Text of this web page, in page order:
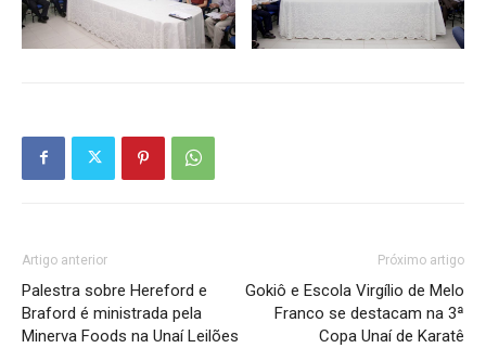
Artigo anterior
Palestra sobre Hereford e
Braford é ministrada pela
Minerva Foods na Unaí Leilões
Próximo artigo
Gokiô e Escola Virgílio de Melo
Franco se destacam na 3ª
Copa Unaí de Karatê